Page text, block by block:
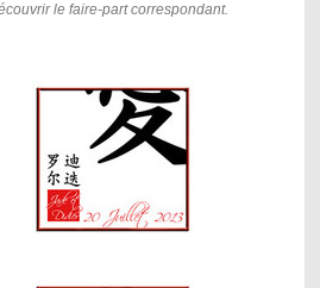
le faire-part correspondant.